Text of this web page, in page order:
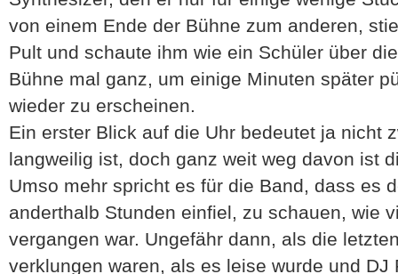
von einem Ende der Bühne zum anderen,
Pult und schaute ihm wie ein Schüler über
Bühne mal ganz, um einige Minuten später
wieder zu erscheinen.
Ein erster Blick auf die Uhr bedeutet ja nicht
langweilig ist, doch ganz weit weg davon ist
Umso mehr spricht es für die Band, dass es
anderthalb Stunden einfiel, zu schauen, wie
vergangen war. Ungefähr dann, als die
verklungen waren, als es leise wurde und DJ